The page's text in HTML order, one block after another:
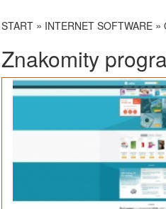
START» INTERNET SOFTWARE»
Znakomity